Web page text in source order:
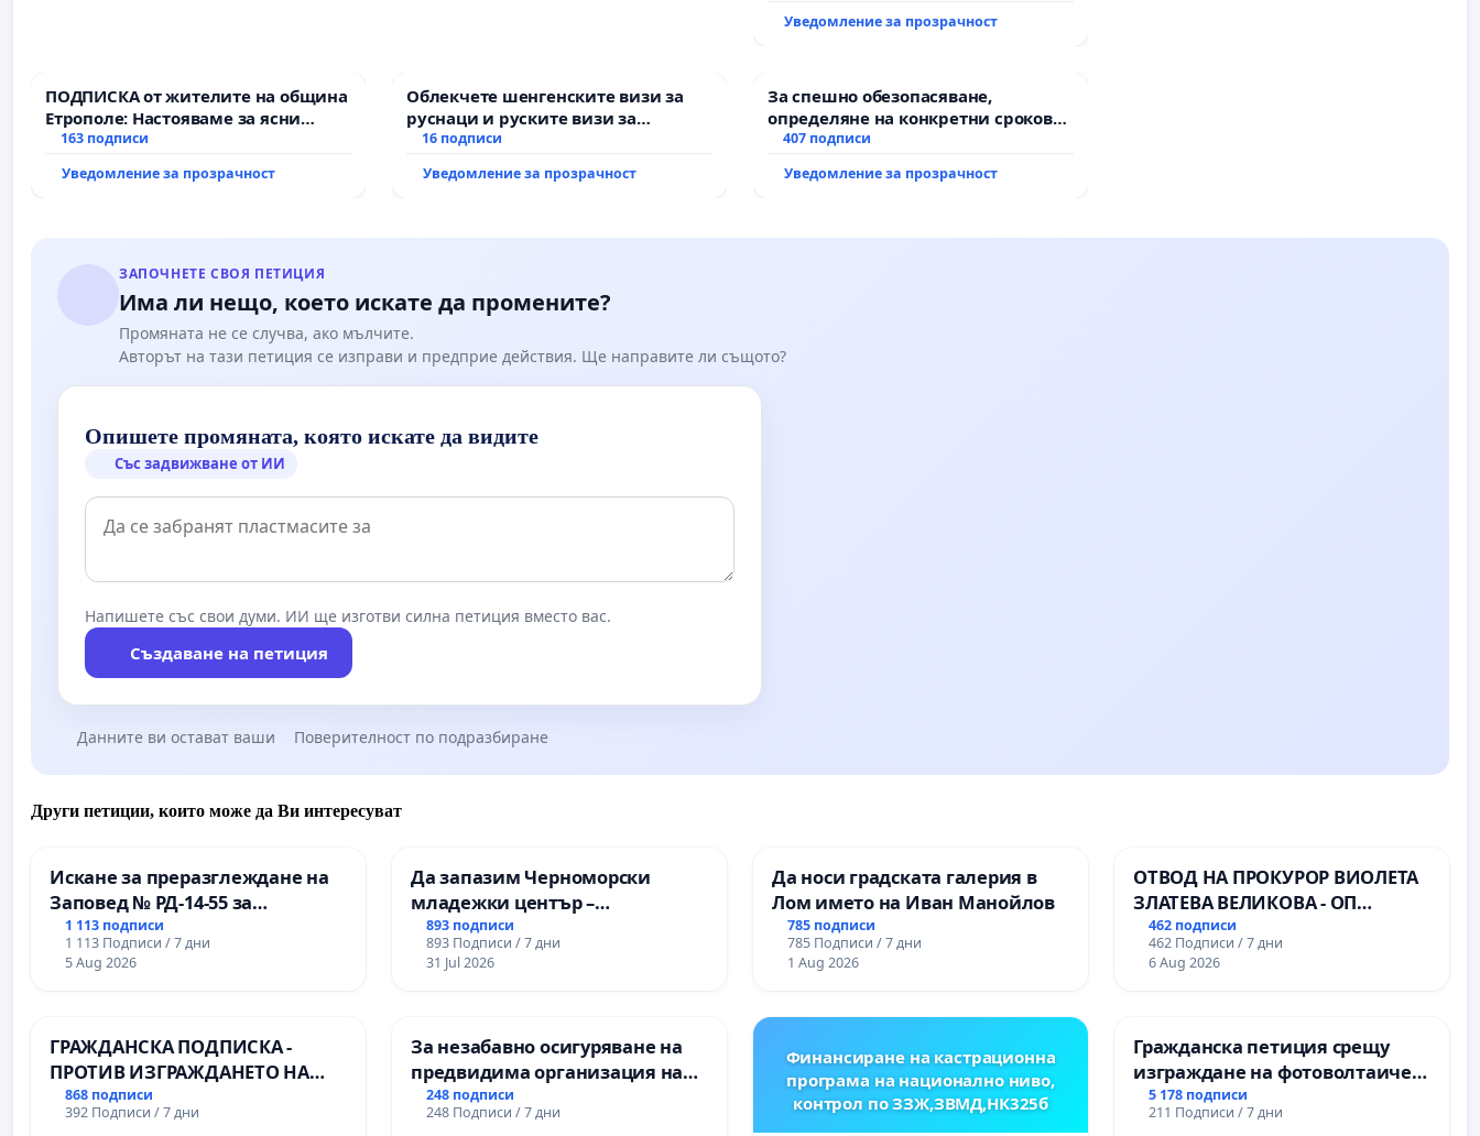
Уведомление за прозрачност
ПОДПИСКА от жителите на община
Етрополе: Настояваме за ясни
гаранции от “Елаците-МЕД” АД и от
всички екологични норми!
163 подписи
Уведомление за прозрачност
Облекчете шенгенските визи за
руснаци и руските визи за
българи
16 подписи
Уведомление за прозрачност
За спешно обезопасяване,
определяне на конкретни срокове
и извършване на цялостна
републиканския път между пътен
407 подписи
Уведомление за прозрачност
ЗАПОЧНЕТЕ СВОЯ ПЕТИЦИЯ
Има ли нещо, което искате да промените?
Промяната не се случва, ако мълчите.
Авторът на тази петиция се изправи и предприе действия. Ще направите ли същото?
Опишете промяната, която искате да видите
Със задвижване от ИИ
Напишете със свои думи. ИИ ще изготви силна петиция вместо вас.
Създаване на петиция
Данните ви остават ваши Поверителност по подразбиране
Други петиции, които може да Ви интересуват
Искане за преразглеждане на
Заповед № РД-14-55 за
вливането на
Професионалната гимназия по
промишлени технологии в
Пазарджик
1 113 подписи
1 113 Подписи / 7 дни
5 Aug 2026
Да запазим Черноморски
младежки център –
пространство за младите на
Варна
893 подписи
893 Подписи / 7 дни
31 Jul 2026
Да носи градската галерия в
Лом името на Иван Манойлов
785 подписи
785 Подписи / 7 дни
1 Aug 2026
ОТВОД НА ПРОКУРОР ВИОЛЕТА
ЗЛАТЕВА ВЕЛИКОВА - ОП
ДОБРИЧ
462 подписи
462 Подписи / 7 дни
6 Aug 2026
ГРАЖДАНСКА ПОДПИСКА -
ПРОТИВ ИЗГРАЖДАНЕТО НА
ВЪЖЕНА ЛИНИЯ (ЛИФТ) НА
ТЕРИТОРИЯТА НА ПРИРОДНА
868 подписи
392 Подписи / 7 дни
За незабавно осигуряване на
предвидима организация на
учебния процес и гарантиране
на правото на равнопоставено
248 подписи
248 Подписи / 7 дни
Финансиране на кастрационна
програма на национално ниво,
контрол по ЗЗЖ,ЗВМД,НК325б
Гражданска петиция срещу
изграждане на фотоволтаичен
парк в с.Прибой, общ. Радомир
5 178 подписи
211 Подписи / 7 дни